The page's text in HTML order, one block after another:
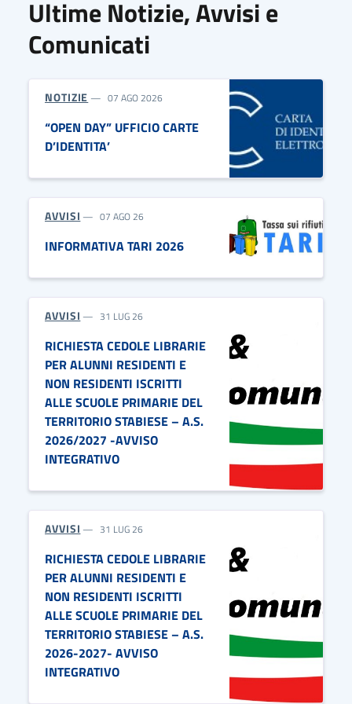
Ultime Notizie, Avvisi e
Comunicati
NOTIZIE 07 AGO 2026
“OPEN DAY” UFFICIO CARTE
D’IDENTITA’
AVVISI 07 AGO 26
INFORMATIVA TARI 2026
AVVISI 31 LUG 26
RICHIESTA CEDOLE LIBRARIE
PER ALUNNI RESIDENTI E
NON RESIDENTI ISCRITTI
ALLE SCUOLE PRIMARIE DEL
TERRITORIO STABIESE – A.S.
2026/2027 -AVVISO
INTEGRATIVO
AVVISI 31 LUG 26
RICHIESTA CEDOLE LIBRARIE
PER ALUNNI RESIDENTI E
NON RESIDENTI ISCRITTI
ALLE SCUOLE PRIMARIE DEL
TERRITORIO STABIESE – A.S.
2026-2027- AVVISO
INTEGRATIVO